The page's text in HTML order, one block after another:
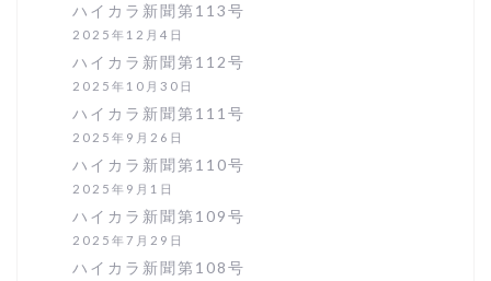
ハイカラ新聞第113号
2025年12月4日
ハイカラ新聞第112号
2025年10月30日
ハイカラ新聞第111号
2025年9月26日
ハイカラ新聞第110号
2025年9月1日
ハイカラ新聞第109号
2025年7月29日
ハイカラ新聞第108号